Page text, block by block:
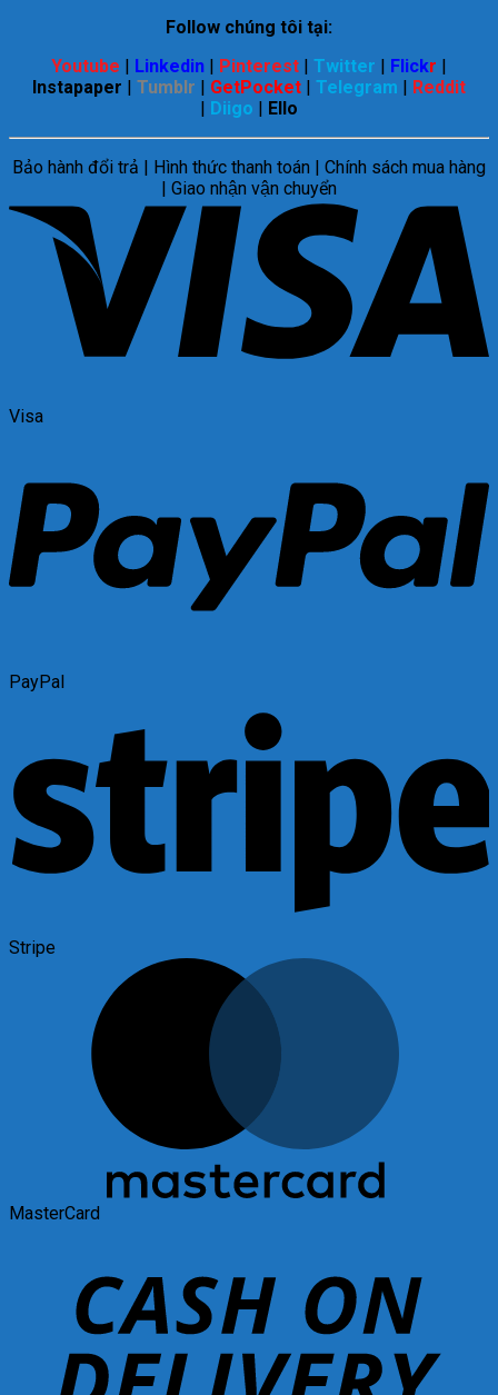
Follow chúng tôi tại:
Youtube | Linkedin | Pinterest | Twitter | Flickr |
Instapaper | Tumblr | GetPocket | Telegram | Reddit
| Diigo | Ello
Bảo hành đổi trả | Hình thức thanh toán | Chính sách mua hàng
| Giao nhận vận chuyển
Visa
PayPal
Stripe
MasterCard